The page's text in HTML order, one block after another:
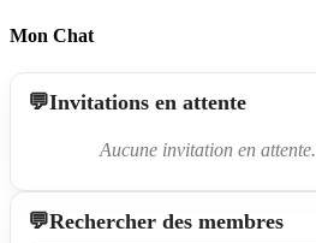
Mon Chat
Invitations en attente
Aucune invitation en attente.
Rechercher des membres